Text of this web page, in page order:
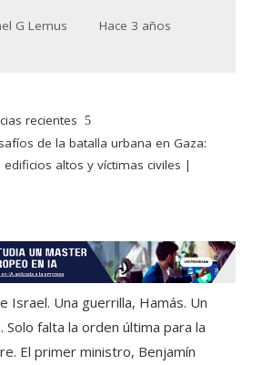
G Lemus Hace 3 años
recientes
de la batalla urbana en Gaza:
altos y víctimas civiles |
Israel. Una guerrilla, Hamás. Un
Solo falta la orden última para la
El primer ministro, Benjamín